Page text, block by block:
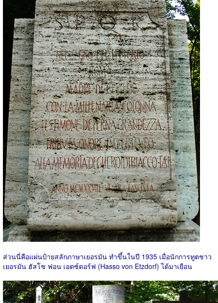
ส่วนนี่คือแผ่นป้ายสลักภาษาเยอรมัน ทำขึ้นในปี 1935 เมื่อนักการทูตชาว
เยอรมัน ฮัสโซ ฟอน เอตซ์ดอร์ฟ (Hasso von Etzdorf) ได้มาเยือน